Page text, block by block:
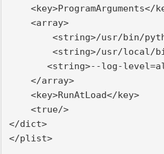
<key>ProgramArguments</
<array>
<string>/usr/bin/
<string>/usr/local/bin/
<string>--log-level=all</
</array>
<key>RunAtLoad</key>
<true/>
</dict>
</plist>